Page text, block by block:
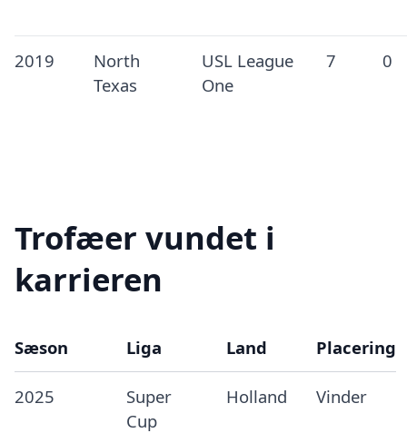
2019
North
Texas
USL League
One
7 0
Trofæer vundet i
karrieren
Sæson Liga Land Placering
2025
Super
Cup
Holland Vinder